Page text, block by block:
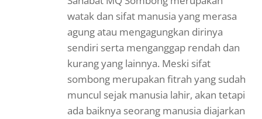
watak dan sifat manusia yang merasa
agung atau mengagungkan dirinya
sendiri serta menganggap rendah dan
kurang yang lainnya. Meski sifat
sombong merupakan fitrah yang sudah
muncul sejak manusia lahir, akan tetapi
ada baiknya seorang manusia diajarkan